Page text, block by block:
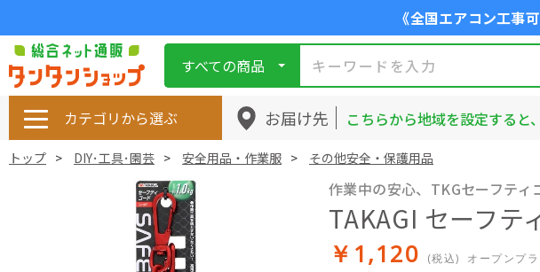
《全国エアコン工事
すべての商品
カテゴリから選ぶ お届け先 こちらから地域を設定すると
トップ DIY･工具･園芸 安全用品・作業服 その他安全・保護用品
作業中の安心、TKGセーフティ
TAKAGI セーフテ
￥1,120 (税込) オープンプ